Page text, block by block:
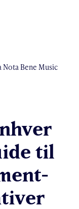
Nota Bene Music
til